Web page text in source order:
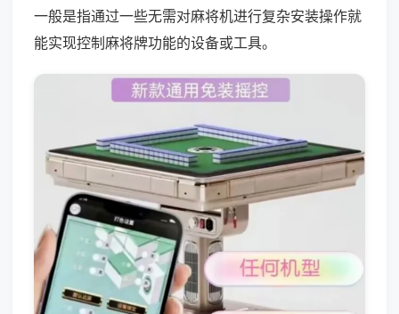
一般是指通过一些无需对麻将机进行复杂安装操作就
能实现控制麻将牌功能的设备或工具。